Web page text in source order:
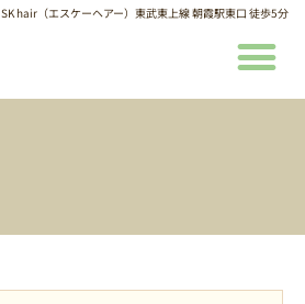
SK hair（エスケーヘアー）東武東上線 朝霞駅東口 徒歩5分